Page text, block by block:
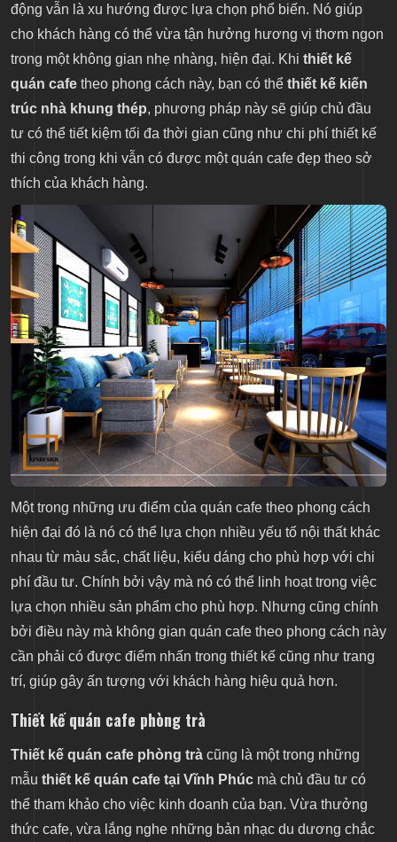
động vẫn là xu hướng được lựa chọn phổ biến. Nó giúp
cho khách hàng có thể vừa tận hưởng hương vị thơm ngon
trong một không gian nhẹ nhàng, hiện đại. Khi thiết kế
quán cafe theo phong cách này, bạn có thể thiết kế kiến
trúc nhà khung thép, phương pháp này sẽ giúp chủ đầu
tư có thể tiết kiệm tối đa thời gian cũng như chi phí thiết kế
thi công trong khi vẫn có được một quán cafe đẹp theo sở
thích của khách hàng.
Một trong những ưu điểm của quán cafe theo phong cách
hiện đại đó là nó có thể lựa chọn nhiều yếu tố nội thất khác
nhau từ màu sắc, chất liệu, kiểu dáng cho phù hợp với chi
phí đầu tư. Chính bởi vậy mà nó có thể linh hoạt trong việc
lựa chọn nhiều sản phẩm cho phù hợp. Nhưng cũng chính
bởi điều này mà không gian quán cafe theo phong cách này
cần phải có được điểm nhấn trong thiết kế cũng như trang
trí, giúp gây ấn tượng với khách hàng hiệu quả hơn.
Thiết kế quán cafe phòng trà
Thiết kế quán cafe phòng trà cũng là một trong những
mẫu thiết kế quán cafe tại Vĩnh Phúc mà chủ đầu tư có
thể tham khảo cho việc kinh doanh của bạn. Vừa thưởng
thức cafe, vừa lắng nghe những bản nhạc du dương chắc